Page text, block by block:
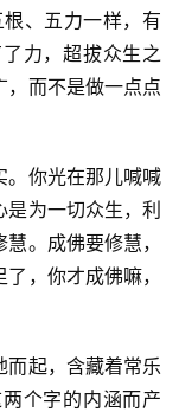
、五力一样，有
力，超拔众生之
，而不是做一点点
。你光在那儿喊喊
为一切众生，利
。成佛要修慧，
，你才成佛嘛，
而起，含藏着常乐
个字的内涵而产